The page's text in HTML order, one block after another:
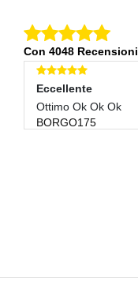
Con 4048 Recensioni
Eccellente
Ottimo Ok Ok Ok
BORGO175